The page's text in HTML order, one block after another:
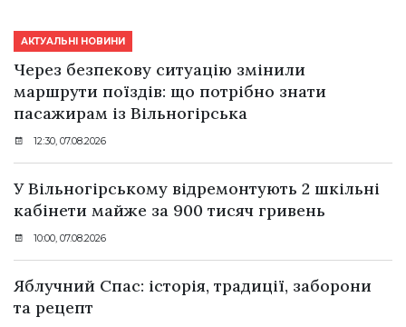
АКТУАЛЬНІ НОВИНИ
Через безпекову ситуацію змінили
маршрути поїздів: що потрібно знати
пасажирам із Вільногірська
12:30, 07.08.2026
У Вільногірському відремонтують 2 шкільні
кабінети майже за 900 тисяч гривень
10:00, 07.08.2026
Яблучний Спас: історія, традиції, заборони
та рецепт